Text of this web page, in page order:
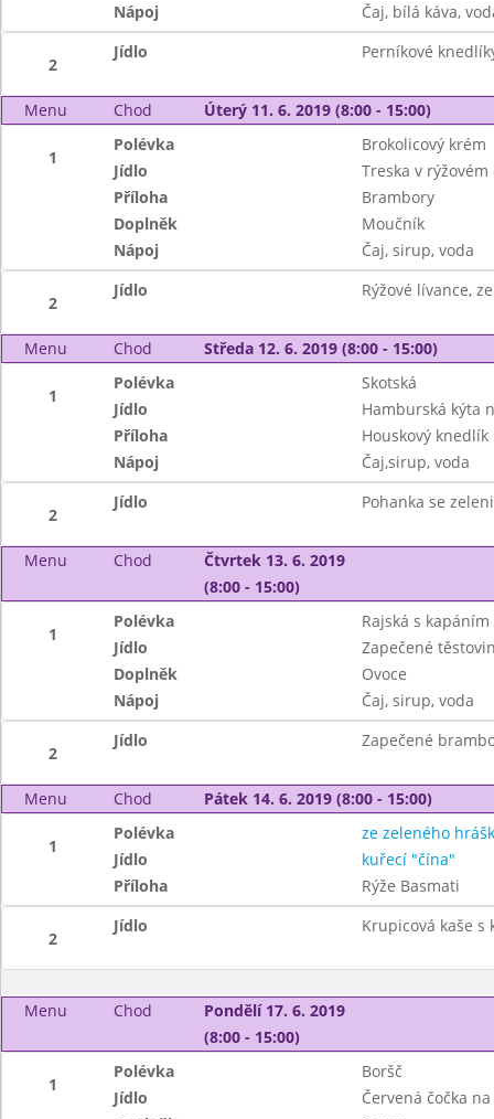
Nápoj
Čaj, bílá káva,
2
Jídlo Perníkové
Menu Chod Úterý 11. 6. 2019 (8:00 - 15:00)
1
Polévka
Brokolicový krém
Jídlo
Treska v
Příloha
Brambory
Doplněk
Moučník
Nápoj
Čaj, sirup, voda
2
Jídlo Rýžové lívance,
Menu Chod Středa 12. 6. 2019 (8:00 - 15:00)
1
Polévka
Skotská
Jídlo
Hamburská kýta
Příloha
Houskový knedlík
Nápoj
Čaj,sirup, voda
2
Jídlo Pohanka se
Menu Chod
Čtvrtek 13. 6. 2019
(8:00 - 15:00)
1
Polévka
Rajská s kapáním
Jídlo
Zapečené
Doplněk
Ovoce
Nápoj
Čaj, sirup, voda
2
Jídlo Zapečené
Menu Chod Pátek 14. 6. 2019 (8:00 - 15:00)
1
Polévka
ze zeleného
Jídlo
kuřecí "čína"
Příloha
Rýže Basmati
2
Jídlo Krupicová kaše s
Menu Chod
Pondělí 17. 6. 2019
(8:00 - 15:00)
1
Polévka
Boršč
Jídlo
Červená čočka